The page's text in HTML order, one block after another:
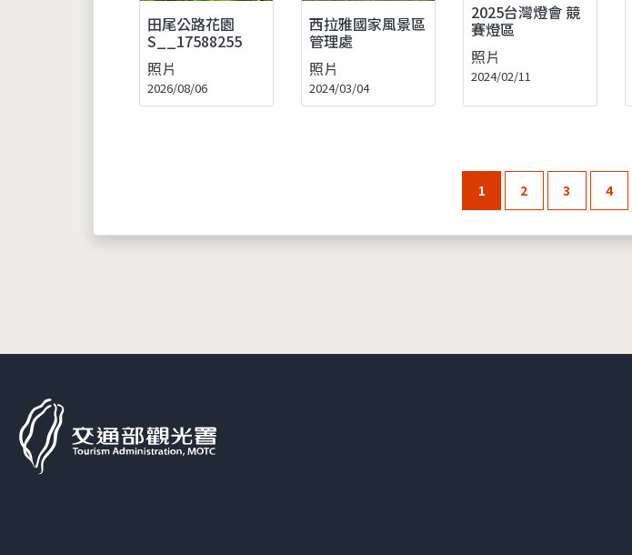
田尾公路花園
S__17588255
照片
2026/08/06
西拉雅國家風景區
管理處
照片
2024/03/04
2025台灣燈會 競
賽燈區
照片
2024/02/11
1 2 3 4